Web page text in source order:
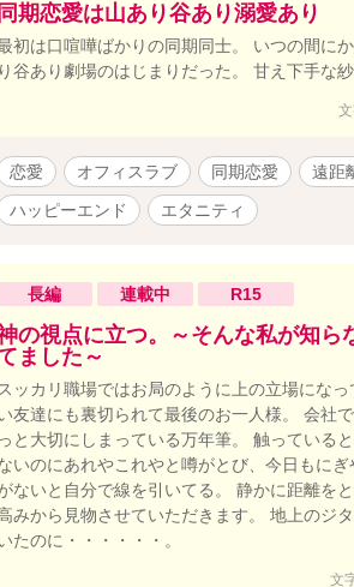
同期恋愛は山あり谷あり溺愛あり
初は口喧嘩ばかりの同期同士。 いつの間に
り谷あり劇場のはじまりだった。 甘え下手な
恋愛 オフィスラブ 同期恋愛 遠距
ハッピーエンド
エタニティ
長編 連載中 R15
の視点に立つ。～そんな私が知ら
ました～
ッカリ職場ではお局のように上の立場にな
友達にも裏切られて最後のお一人様。 会社
っと大切にしまっている万年筆。 触っている
いのにあれやこれやと噂がとび、今日もに
ないと自分で線を引いてる。 静かに距離を
みから見物させていただきます。 地上のジ
たのに・・・・・・。
文